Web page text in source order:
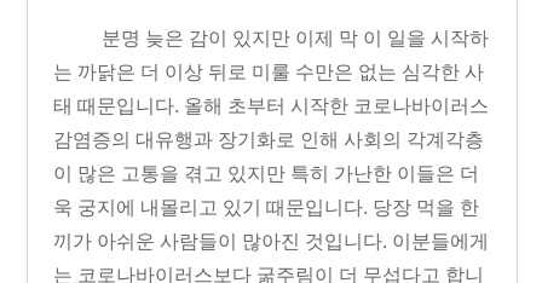
분명 늦은 감이 있지만 이제 막 이 일을 시작하
는 까닭은 더 이상 뒤로 미룰 수만은 없는 심각한 사
태 때문입니다. 올해 초부터 시작한 코로나바이러스
감염증의 대유행과 장기화로 인해 사회의 각계각층
이 많은 고통을 겪고 있지만 특히 가난한 이들은 더
욱 궁지에 내몰리고 있기 때문입니다. 당장 먹을 한
끼가 아쉬운 사람들이 많아진 것입니다. 이분들에게
는 코로나바이러스보다 굶주림이 더 무섭다고 합니